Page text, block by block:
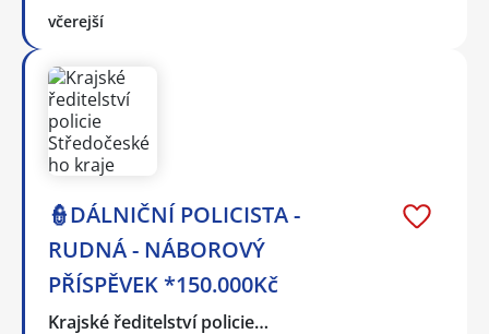
včerejší
👮DÁLNIČNÍ POLICISTA -
RUDNÁ - NÁBOROVÝ
PŘÍSPĚVEK *150.000Kč
Krajské ředitelství policie…